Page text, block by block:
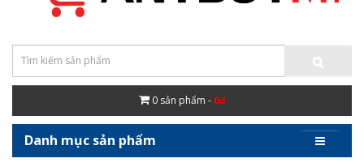
0 sản phẩm - 0đ
Danh mục sản phẩm